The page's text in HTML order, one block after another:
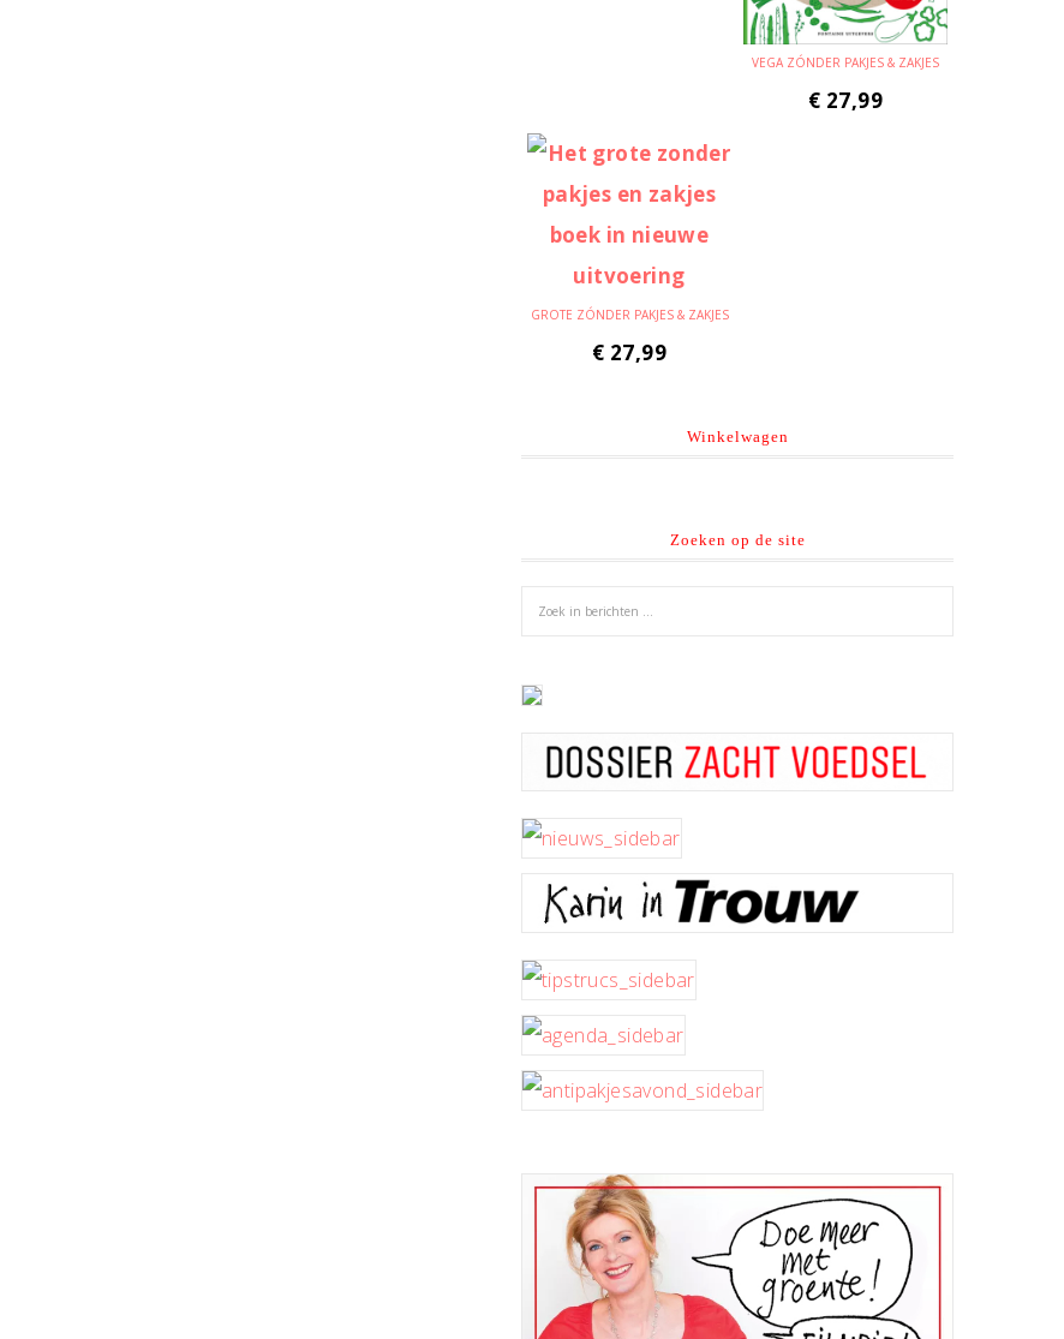
VEGA ZÓNDER PAKJES & ZAKJES
€ 27,99
GROTE ZÓNDER PAKJES & ZAKJES
€ 27,99
Winkelwagen
Zoeken op de site